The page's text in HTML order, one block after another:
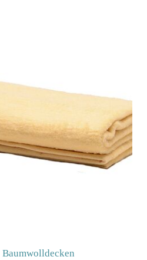
Baumwolldecken